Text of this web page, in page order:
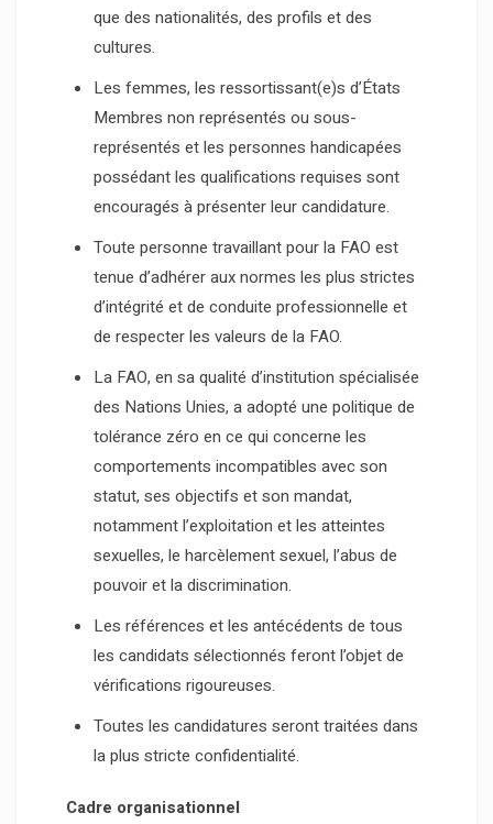
que des nationalités, des profils et des
cultures.
Les femmes, les ressortissant(e)s d’États
Membres non représentés ou sous-
représentés et les personnes handicapées
possédant les qualifications requises sont
encouragés à présenter leur candidature.
Toute personne travaillant pour la FAO est
tenue d’adhérer aux normes les plus strictes
d’intégrité et de conduite professionnelle et
de respecter les valeurs de la FAO.
La FAO, en sa qualité d’institution spécialisée
des Nations Unies, a adopté une politique de
tolérance zéro en ce qui concerne les
comportements incompatibles avec son
statut, ses objectifs et son mandat,
notamment l’exploitation et les atteintes
sexuelles, le harcèlement sexuel, l’abus de
pouvoir et la discrimination.
Les références et les antécédents de tous
les candidats sélectionnés feront l’objet de
vérifications rigoureuses.
Toutes les candidatures seront traitées dans
la plus stricte confidentialité.
Cadre organisationnel